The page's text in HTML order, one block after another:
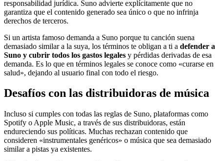
responsabilidad jurídica. Suno advierte explícitamente que no
garantiza que el contenido generado sea único o que no infrinja
derechos de terceros.
Si un artista famoso demanda a Suno porque tu canción suena
demasiado similar a la suya, los términos te obligan a ti a defender a
Suno y cubrir todos los gastos legales y pérdidas derivadas de esa
demanda. Es lo que en términos legales se conoce como «curarse en
salud», dejando al usuario final con todo el riesgo.
Desafíos con las distribuidoras de música
Incluso si cumples con todas las reglas de Suno, plataformas como
Spotify o Apple Music, a través de sus distribuidoras, están
endureciendo sus políticas. Muchas rechazan contenido que
consideren «instrumentales genéricos» o música que sea demasiado
similar a pistas ya existentes.